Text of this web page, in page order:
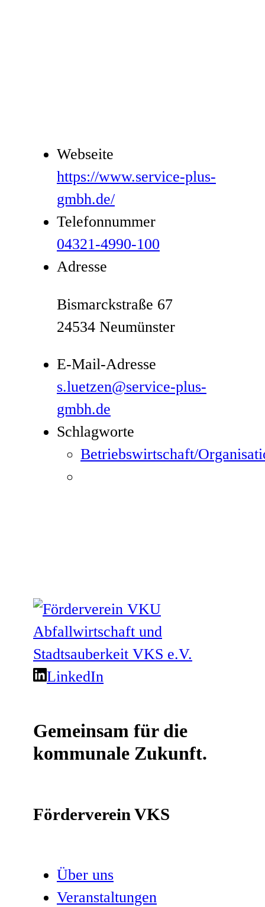
Webseite
https://www.service-plus-
gmbh.de/
Telefonnummer
04321-4990-100
Adresse
Bismarckstraße 67
24534 Neumünster
E-Mail-Adresse
s.luetzen@service-plus-
gmbh.de
Schlagworte
Betriebswirtschaft/
LinkedIn
Gemeinsam für die
kommunale Zukunft.
Förderverein VKS
Über uns
Veranstaltungen